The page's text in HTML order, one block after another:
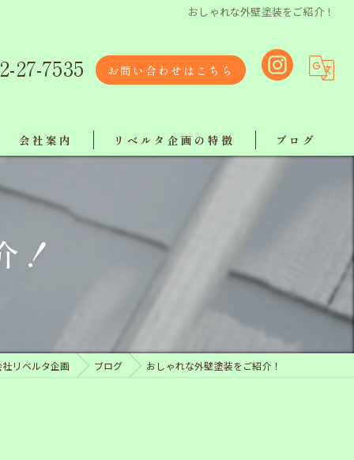
おしゃれな外壁塗装をご紹介！
27-7535 お問い合わせはこちら
会社案内
リクルート
リベルタスタッフ紹介
【ボランティア活動報告】
リベルタ企画の特徴
塗り替え
地域最安値で施工！ラインでお気軽にご相談
ブログ
！
リベルタ企画 ブログ おしゃれな外壁塗装をご紹介！